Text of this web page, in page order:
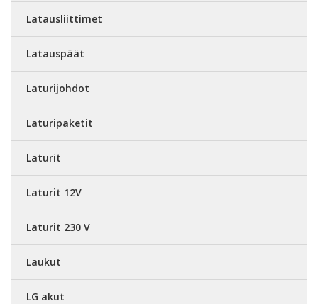
Latausliittimet
Latauspäät
Laturijohdot
Laturipaketit
Laturit
Laturit 12V
Laturit 230 V
Laukut
LG akut